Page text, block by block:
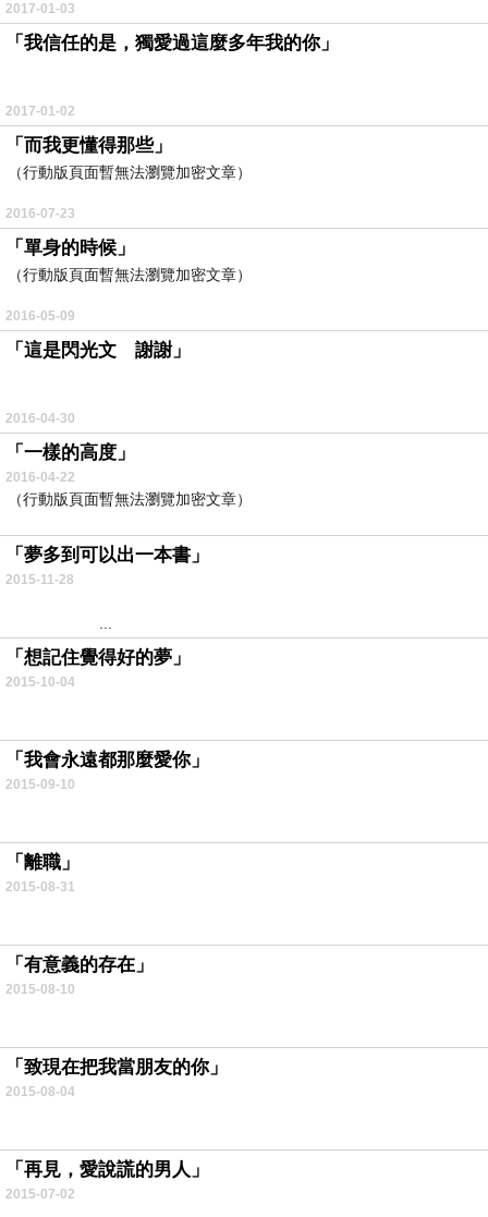
2017-01-03
「我信任的是，獨愛過這麼多年我的你」
2017-01-02
「而我更懂得那些」
（行動版頁面暫無法瀏覽加密文章）
2016-07-23
「單身的時候」
（行動版頁面暫無法瀏覽加密文章）
2016-05-09
「這是閃光文 謝謝」
2016-04-30
「一樣的高度」
2016-04-22
（行動版頁面暫無法瀏覽加密文章）
「夢多到可以出一本書」
2015-11-28
「想記住覺得好的夢」
2015-10-04
「我會永遠都那麼愛你」
2015-09-10
「離職」
2015-08-31
「有意義的存在」
2015-08-10
「致現在把我當朋友的你」
2015-08-04
「再見，愛說謊的男人」
2015-07-02